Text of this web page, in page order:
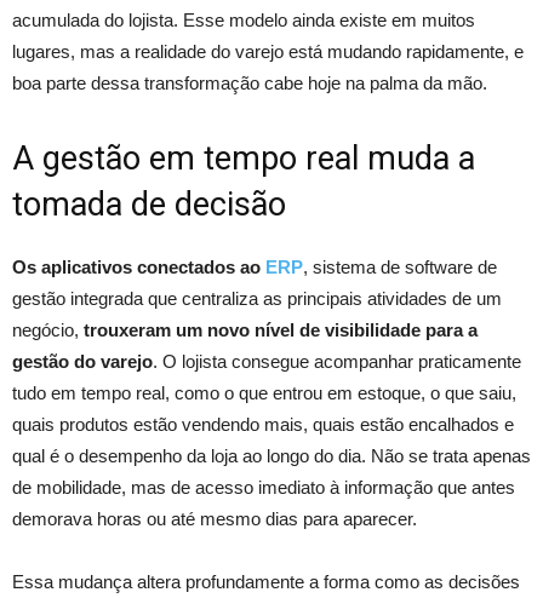
acumulada do lojista. Esse modelo ainda existe em muitos
lugares, mas a realidade do varejo está mudando rapidamente, e
boa parte dessa transformação cabe hoje na palma da mão.
A gestão em tempo real muda a
tomada de decisão
Os aplicativos conectados ao ERP, sistema de software de
gestão integrada que centraliza as principais atividades de um
negócio, trouxeram um novo nível de visibilidade para a
gestão do varejo. O lojista consegue acompanhar praticamente
tudo em tempo real, como o que entrou em estoque, o que saiu,
quais produtos estão vendendo mais, quais estão encalhados e
qual é o desempenho da loja ao longo do dia. Não se trata apenas
de mobilidade, mas de acesso imediato à informação que antes
demorava horas ou até mesmo dias para aparecer.
Essa mudança altera profundamente a forma como as decisões